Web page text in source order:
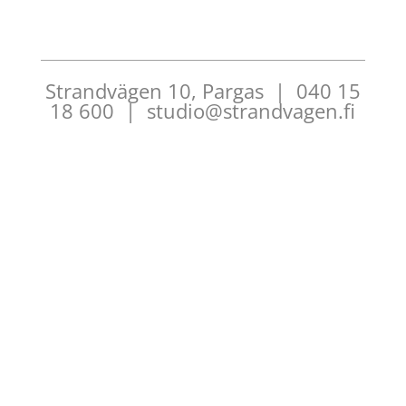
Strandvägen 10, Pargas | 040 15
18 600 | studio@strandvagen.fi